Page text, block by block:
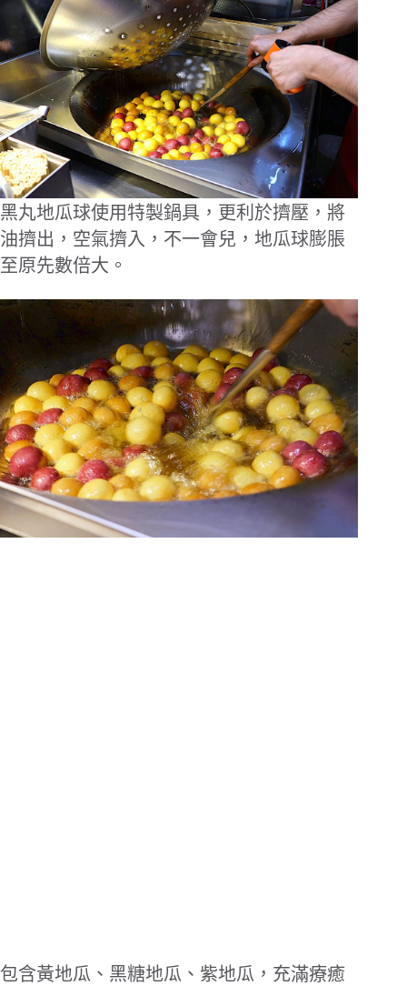
黑丸地瓜球使用特製鍋具，更利於擠壓，將
油擠出，空氣擠入，不一會兒，地瓜球膨脹
至原先數倍大。
包含黃地瓜、黑糖地瓜、紫地瓜，充滿療癒